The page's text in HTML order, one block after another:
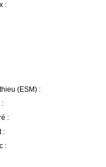
:
(ESM) :
:
:
:
: